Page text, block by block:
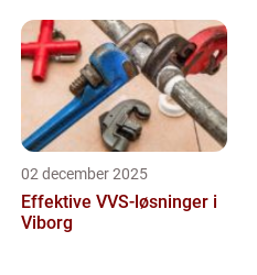
02 december 2025
Effektive VVS-løsninger i
Viborg